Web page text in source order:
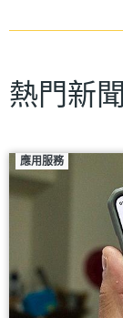
熱門新聞
應用服務